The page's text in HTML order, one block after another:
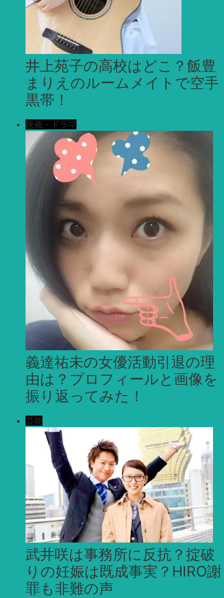
井上苑子の高校はどこ？飯豊
まりえのルームメイトで空手
黒帯！
映画・ドラマ
義達祐未の女優活動引退の理
由は？プロフィールと画像を
振り返ってみた！
芸能
武井咲は事務所に反抗？掟破
りの妊娠は既成事実？HIRO謝
罪も非難の声